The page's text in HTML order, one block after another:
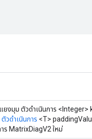
ยงมุม ตัวดำเนินการ <Integer>
ตัวดำเนินการ <T>
ร MatrixDiagV2 ใหม่